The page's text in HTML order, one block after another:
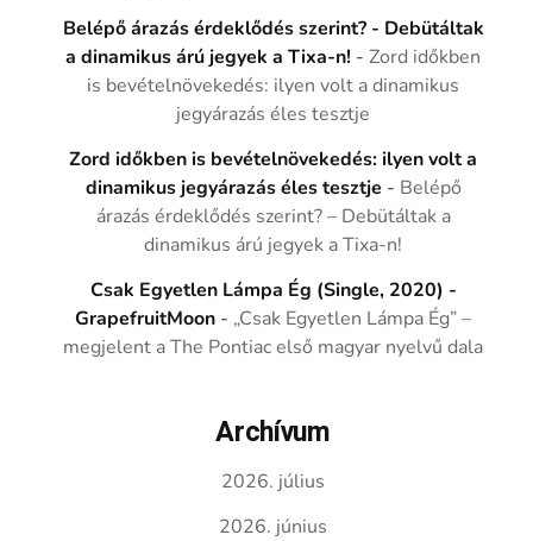
Belépő árazás érdeklődés szerint? - Debütáltak
a dinamikus árú jegyek a Tixa-n! -Zord időkben
is bevételnövekedés: ilyen volt a dinamikus
jegyárazás éles tesztje
Zord időkben is bevételnövekedés: ilyen volt a
dinamikus jegyárazás éles tesztje - Belépő
árazás érdeklődés szerint? – Debütáltak a
dinamikus árú jegyek a Tixa-n!
Csak Egyetlen Lámpa Ég (Single, 2020) -
GrapefruitMoon - „Csak Egyetlen Lámpa Ég” –
megjelent a The Pontiac első magyar nyelvű dala
Archívum
2026. július
2026. június